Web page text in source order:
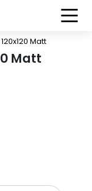
Matt
Matt